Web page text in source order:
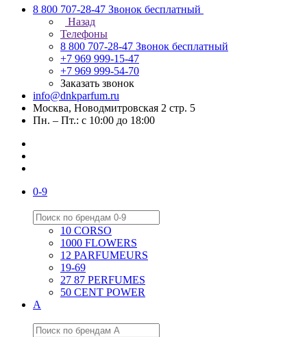
8 800 707-28-47 Звонок бесплатный
Назад
Телефоны
8 800 707-28-47 Звонок бесплатный
+7 969 999-15-47
+7 969 999-54-70
Заказать звонок
info@dnkparfum.ru
Москва, Новодмитровская 2 стр. 5
Пн. – Пт.: с 10:00 до 18:00
0-9
10 CORSO
1000 FLOWERS
12 PARFUMEURS
19-69
27 87 PERFUMES
50 CENT POWER
A